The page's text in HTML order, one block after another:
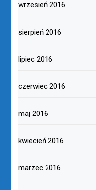
wrzesień 2016
sierpień 2016
lipiec 2016
czerwiec 2016
maj 2016
kwiecień 2016
marzec 2016